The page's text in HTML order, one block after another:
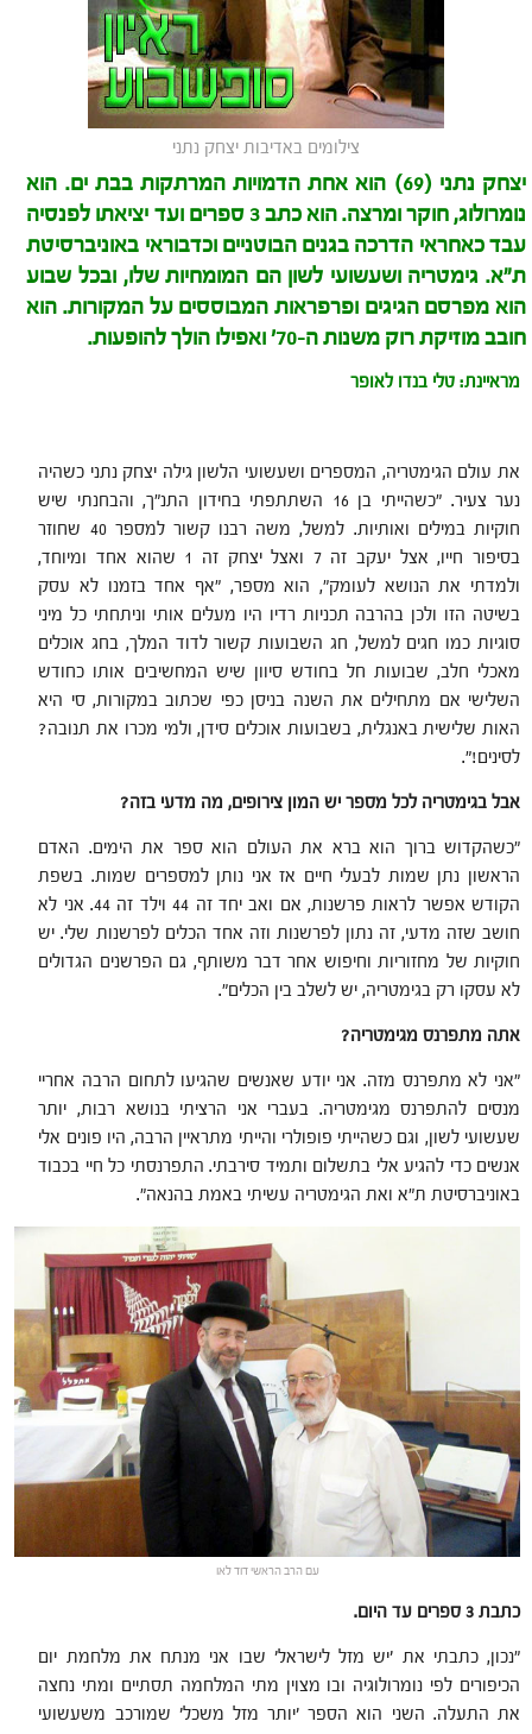
צילומים באדיבות יצחק נתני
יצחק נתני (69) הוא אחת הדמויות המרתקות בבת ים. הוא
נומרולוג, חוקר ומרצה. הוא כתב 3 ספרים ועד יציאתו לפנסיה
עבד כאחראי הדרכה בגנים הבוטניים וכדבוראי באוניברסיטת
ת"א. גימטריה ושעשועי לשון הם המומחיות שלו, ובכל שבוע
הוא מפרסם הגיגים ופרפראות המבוססים על המקורות. הוא
חובב מוזיקת רוק משנות ה-70' ואפילו הולך להופעות.
מראיינת: טלי בנדו לאופר
את עולם הגימטריה, המספרים ושעשועי הלשון גילה יצחק נתני כשהיה
נער צעיר. "כשהייתי בן 16 השתתפתי בחידון התנ"ך, והבחנתי שיש
חוקיות במילים ואותיות. למשל, משה רבנו קשור למספר 40 שחוזר
בסיפור חייו, אצל יעקב זה 7 ואצל יצחק זה 1 שהוא אחד ומיוחד,
ולמדתי את הנושא לעומק", הוא מספר, "אף אחד בזמנו לא עסק
בשיטה הזו ולכן בהרבה תכניות רדיו היו מעלים אותי וניתחתי כל מיני
סוגיות כמו חגים למשל, חג השבועות קשור לדוד המלך, בחג אוכלים
מאכלי חלב, שבועות חל בחודש סיוון שיש המחשיבים אותו כחודש
השלישי אם מתחילים את השנה בניסן כפי שכתוב במקורות, סי היא
האות שלישית באנגלית, בשבועות אוכלים סידן, ולמי מכרו את תנובה?
לסינים!".
אבל בגימטריה לכל מספר יש המון צירופים, מה מדעי בזה?
"כשהקדוש ברוך הוא ברא את העולם הוא ספר את הימים. האדם
הראשון נתן שמות לבעלי חיים אז אני נותן למספרים שמות. בשפת
הקודש אפשר לראות פרשנות, אם ואב יחד זה 44 וילד זה 44. אני לא
חושב שזה מדעי, זה נתון לפרשנות וזה אחד הכלים לפרשנות שלי. יש
חוקיות של מחזוריות וחיפוש אחר דבר משותף, גם הפרשנים הגדולים
לא עסקו רק בגימטריה, יש לשלב בין הכלים".
אתה מתפרנס מגימטריה?
"אני לא מתפרנס מזה. אני יודע שאנשים שהגיעו לתחום הרבה אחריי
מנסים להתפרנס מגימטריה. בעברי אני הרציתי בנושא רבות, יותר
שעשועי לשון, וגם כשהייתי פופולרי והייתי מתראיין הרבה, היו פונים אלי
אנשים כדי להגיע אלי בתשלום ותמיד סירבתי. התפרנסתי כל חיי בכבוד
באוניברסיטת ת"א ואת הגימטריה עשיתי באמת בהנאה".
עם הרב הראשי דוד לאו
כתבת 3 ספרים עד היום.
"נכון, כתבתי את 'יש מזל לישראל' שבו אני מנתח את מלחמת יום
הכיפורים לפי נומרולוגיה ובו מצוין מתי המלחמה תסתיים ומתי נחצה
את התעלה. השני הוא הספר 'יותר מזל משכל' שמורכב משעשועי